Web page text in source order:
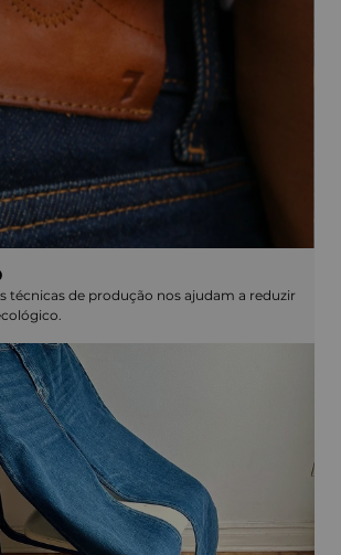
técnicas de produção nos ajudam a reduzir